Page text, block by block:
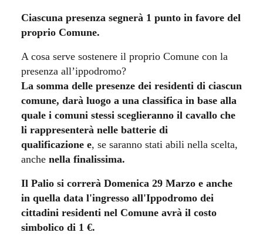
Ciascuna presenza segnerà 1 punto in favore del
proprio Comune.
A cosa serve sostenere il proprio Comune con la
presenza all’ippodromo?
La somma delle presenze dei residenti di ciascun
comune, darà luogo a una classifica in base alla
quale i comuni stessi sceglieranno il cavallo che
li rappresenterà nelle batterie di
qualificazione e, se saranno stati abili nella scelta,
anche nella finalissima.
Il Palio si correrà Domenica 29 Marzo e anche
in quella data l'ingresso all'Ippodromo dei
cittadini residenti nel Comune avrà il costo
simbolico di 1 €.